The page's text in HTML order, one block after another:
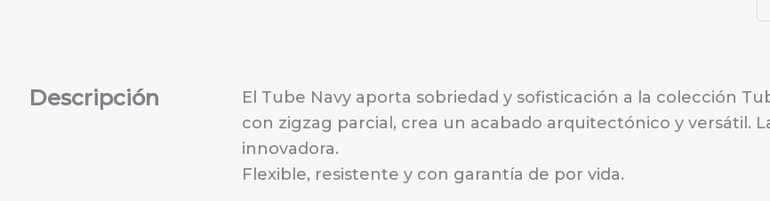
Descripción
El Tube Navy aporta sobriedad y sofisticación a la colección
con zigzag parcial, crea un acabado arquitectónico y versátil.
innovadora.
Flexible, resistente y con garantía de por vida.